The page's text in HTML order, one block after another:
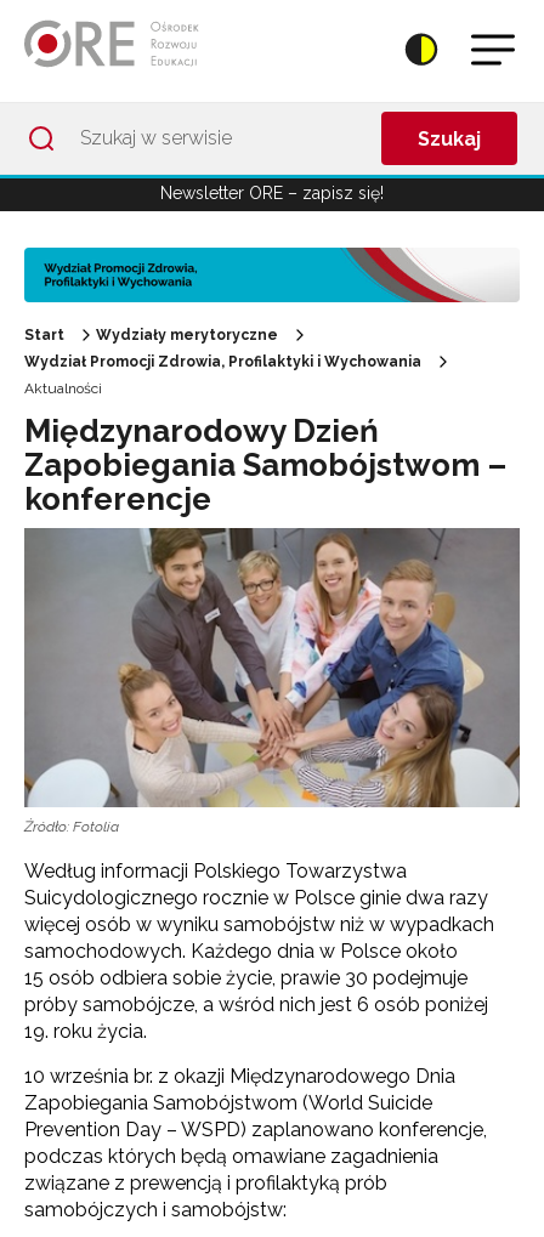
Szukaj
Newsletter ORE – zapisz się!
Start
Wydziały merytoryczne
Wydział Promocji Zdrowia, Profilaktyki i Wychowania
Aktualności
Międzynarodowy Dzień
Zapobiegania Samobójstwom –
konferencje
Źródło: Fotolia
Według informacji Polskiego Towarzystwa
Suicydologicznego rocznie w Polsce ginie dwa razy
więcej osób w wyniku samobójstw niż w wypadkach
samochodowych. Każdego dnia w Polsce około
15 osób odbiera sobie życie, prawie 30 podejmuje
próby samobójcze, a wśród nich jest 6 osób poniżej
19. roku życia.
10 września br. z okazji Międzynarodowego Dnia
Zapobiegania Samobójstwom (World Suicide
Prevention Day – WSPD) zaplanowano konferencje,
podczas których będą omawiane zagadnienia
związane z prewencją i profilaktyką prób
samobójczych i samobójstw: